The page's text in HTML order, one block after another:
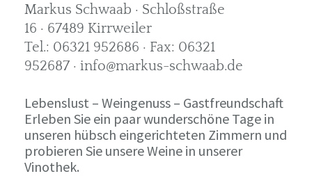
Markus Schwaab · Schloßstraße
16 · 67489 Kirrweiler
Tel.: 06321 952686 · Fax: 06321
952687 · info@markus-schwaab.de
Lebenslust – Weingenuss – Gastfreundschaft
Erleben Sie ein paar wunderschöne Tage in
unseren hübsch eingerichteten Zimmern und
probieren Sie unsere Weine in unserer
Vinothek.